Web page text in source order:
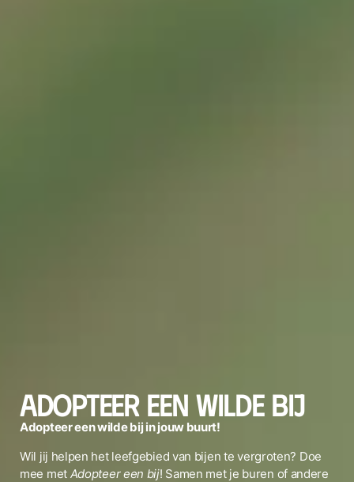
Adopteer een wilde bij
Adopteer een wilde bij in jouw buurt!
Wil jij helpen het leefgebied van bijen te vergroten? Doe
mee met Adopteer een bij! Samen met je buren of andere